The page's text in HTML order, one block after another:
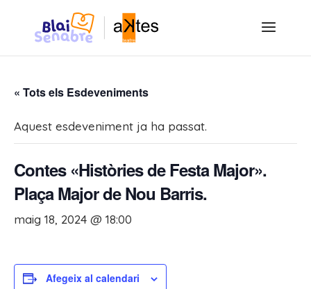
« Tots els Esdeveniments
Aquest esdeveniment ja ha passat.
Contes «Històries de Festa Major».
Plaça Major de Nou Barris.
maig 18, 2024 @ 18:00
Afegeix al calendari